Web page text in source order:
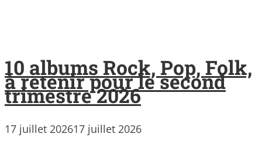
10 albums Rock, Pop, Folk,
à retenir pour le second
trimestre 2026
17 juillet 202617 juillet 2026